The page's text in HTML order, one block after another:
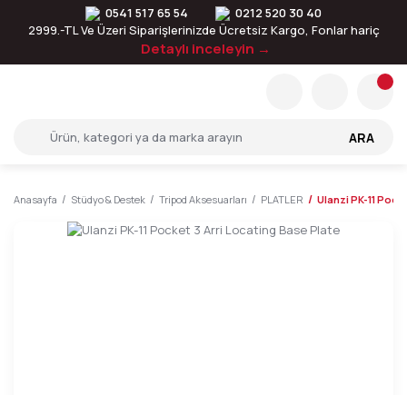
0541 517 65 54
0212 520 30 40
2999.-TL Ve Üzeri Siparişlerinizde Ücretsiz Kargo, Fonlar hariç
Detaylı inceleyin →
ARA
Anasayfa Stüdyo & Destek Tripod Aksesuarları PLATLER Ulanzi PK-11